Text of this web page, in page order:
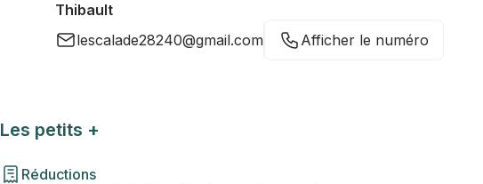
Thibault
lescalade28240@gmail.com
Afficher le numéro
Les petits +
Réductions